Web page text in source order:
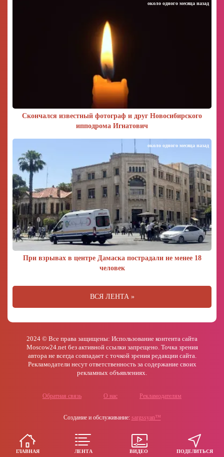
ГЛАВНАЯ ЛЕНТА ВИДЕО ПОДЕЛИТЬСЯ
Скончался известный фотограф и друг Новосибирского
ипподрома Игнатович
около одного месяца назад
При взрывах в центре Дамаска пострадали не менее 18
человек
около одного месяца назад
ВСЯ ЛЕНТА »
2024 © Все права защищены: Использование контента сайта
Moscow24.net без активной ссылки запрещено. Точка зрения
автора не всегда совпадает с точкой зрения редакции сайта.
Рекламодатели несут ответственность за содержание своих
рекламных объявлениях.
Обратная связь О нас Рекламодателям
Создание и обслуживание: sargssyan™